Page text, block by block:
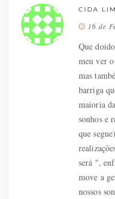
CIDA
16 de
Que
meu ver
mas
barriga
maioria
sonhos e
que
será ",
move a
nossos